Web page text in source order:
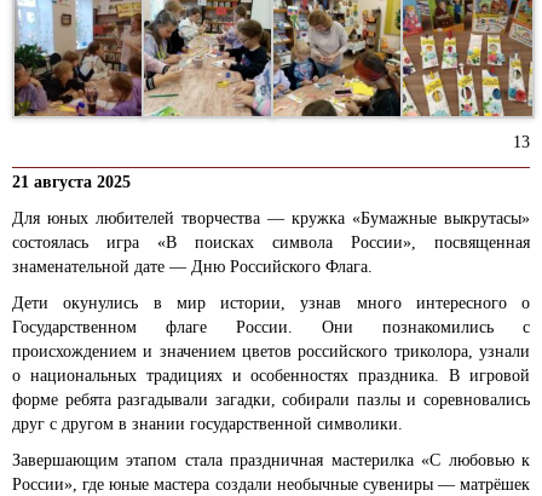
13
21 августа 2025
Для юных любителей творчества — кружка «Бумажные выкрутасы»
состоялась игра «В поисках символа России», посвященная
знаменательной дате — Дню Российского Флага.
Дети окунулись в мир истории, узнав много интересного о
Государственном флаге России. Они познакомились с
происхождением и значением цветов российского триколора, узнали
о национальных традициях и особенностях праздника. В игровой
форме ребята разгадывали загадки, собирали пазлы и соревновались
друг с другом в знании государственной символики.
Завершающим этапом стала праздничная мастерилка «С любовью к
России», где юные мастера создали необычные сувениры — матрёшек